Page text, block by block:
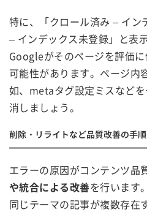
特に、「クロール済み – イン
– インデックス未登録」と表
Googleがそのページを評価
可能性があります。ページ内
如、metaタグ設定ミスなど
消しましょう。
削除・リライトなど品質改善の手順
エラーの原因がコンテンツ品
や統合による改善を行います。
同じテーマの記事が複数存在